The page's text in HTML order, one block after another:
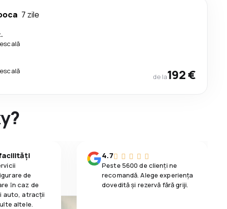
7 zile
de la192 €
de
ȋn caz de
auto, atracții
altele.
4.7
Peste 5600 de clienți ne
recomandă. Alege experiența
dovedită și rezervă fără griji.